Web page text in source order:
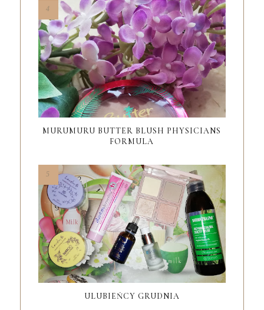
MURUMURU BUTTER BLUSH PHYSICIANS
FORMULA
ULUBIEŃCY GRUDNIA